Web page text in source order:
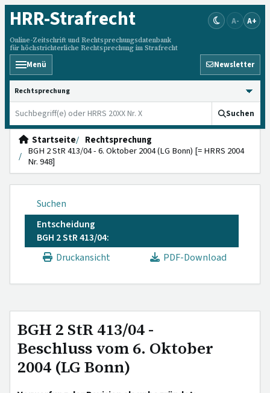
HRR-Strafrecht
Online-Zeitschrift und Rechtsprechungsdatenbank
für höchstrichterliche Rechtsprechung im Strafrecht
A- A+
Menü Newsletter
HRRS durchsuchen
Suchen
Startseite
Rechtsprechung
BGH 2 StR 413/04 - 6. Oktober 2004 (LG Bonn) [= HRRS 2004
Nr. 948]
Suchen
Entscheidung
BGH 2 StR 413/04:
Druckansicht
PDF-Download
BGH 2 StR 413/04 -
Beschluss vom 6. Oktober
2004 (LG Bonn)